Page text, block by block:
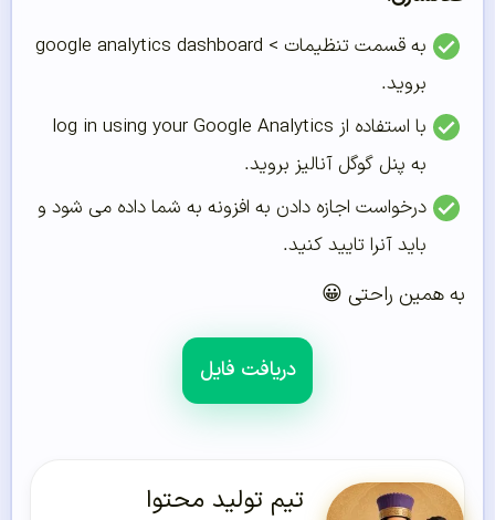
به قسمت تنظیمات > google analytics dashboard
بروید.
با استفاده از log in using your Google Analytics
به پنل گوگل آنالیز بروید.
درخواست اجازه دادن به افزونه به شما داده می شود و
باید آنرا تایید کنید.
به همین راحتی 😀
دریافت فایل
تیم تولید محتوا